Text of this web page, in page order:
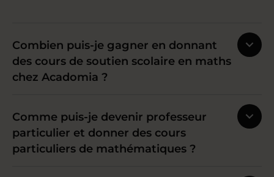
Combien puis-je gagner en donnant
des cours de soutien scolaire en maths
chez Acadomia ?
Comme puis-je devenir professeur
particulier et donner des cours
particuliers de mathématiques ?